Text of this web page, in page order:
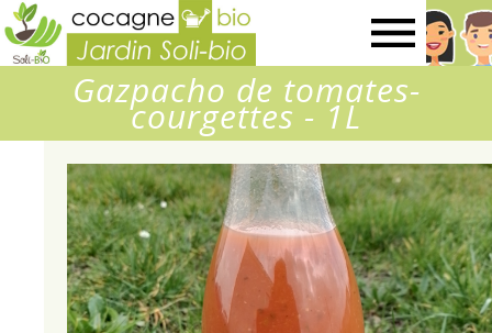
SOLI-
BIO
Gazpacho de tomates-
courgettes - 1L